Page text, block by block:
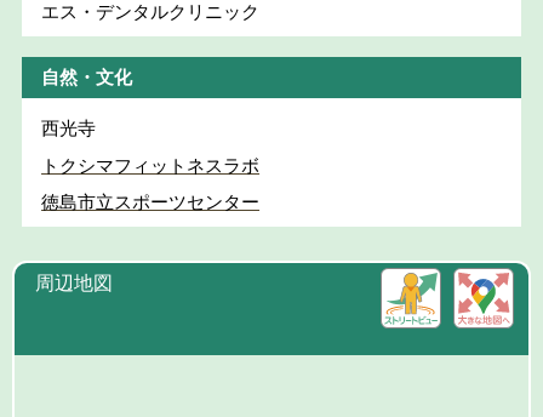
エス・デンタルクリニック
自然・文化
西光寺
トクシマフィットネスラボ
徳島市立スポーツセンター
周辺地図